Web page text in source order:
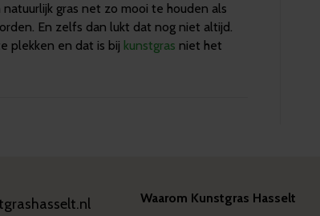
gras net zo mooi te houden als
En zelfs dan lukt dat nog niet altijd.
plekken en dat is bij kunstgras niet het
Waarom Kunstgras Hasselt